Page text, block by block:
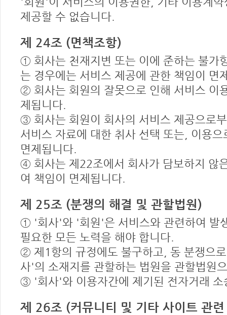
제공할 수 없습니다.
제 24조 (면책조항)
① 회사는 천재지변 또는 이에 준하는 불가
는 경우에는 서비스 제공에 관한 책임이 면
② 회사는 회원의 잘못으로 인해 서비스 이
제됩니다.
③ 회사는 회원이 회사의 서비스 제공으로
서비스 자료에 대한 취사 선택 또는, 이용
면제됩니다.
④ 회사는 제22조에서 회사가 담보하지 않
여 책임이 면제됩니다.
제 25조 (분쟁의 해결 및 관할법원)
① '회사'와 '회원'은 서비스와 관련하여 발
필요한 모든 노력을 해야 합니다.
② 제1항의 규정에도 불구하고, 동 분쟁으
사'의 소재지를 관할하는 법원을 관할법원
③ '회사'와 이용자간에 제기된 전자거래 소
제 26조 (커뮤니티 및 기타 사이트 관